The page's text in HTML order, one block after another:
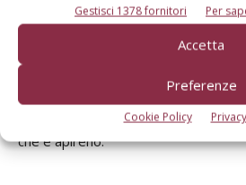
Gestisci 1378 fornitori Per
Accetta
Preferenze
Cookie Policy
Proveniente dallo stesso areale
momento, di limitata diffusione in
modesta rifiorenza, con frutti
con un certo numero di semi, ad
che è apireno.